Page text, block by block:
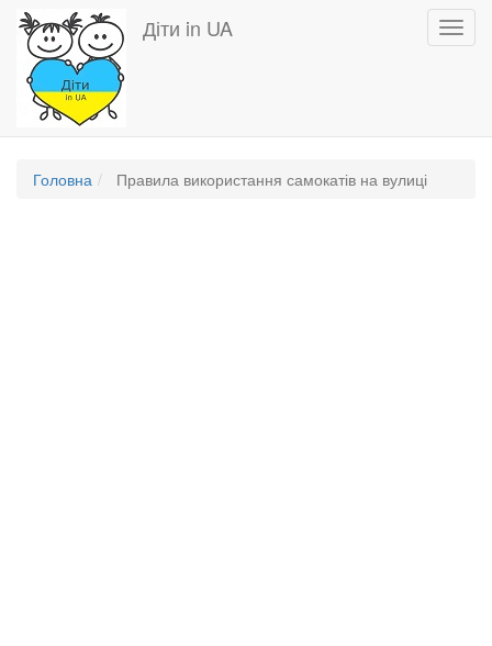
Перейти
основного
вмісту
Діти in UA
Головна Правила використання самокатів на вулиці